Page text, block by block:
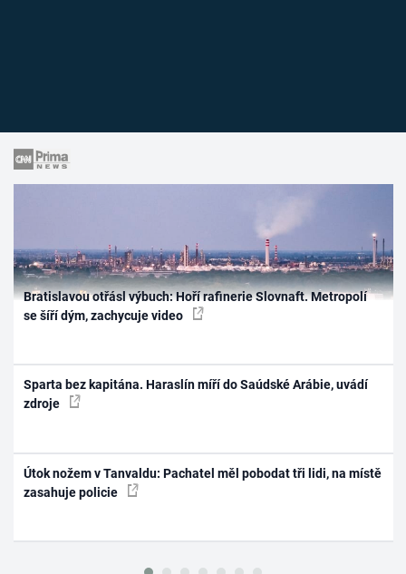
Bratislavou otřásl výbuch: Hoří rafinerie Slovnaft. Metropolí
se šíří dým, zachycuje video
Sparta bez kapitána. Haraslín míří do Saúdské Arábie, uvádí
zdroje
Útok nožem v Tanvaldu: Pachatel měl pobodat tři lidi, na místě
zasahuje policie